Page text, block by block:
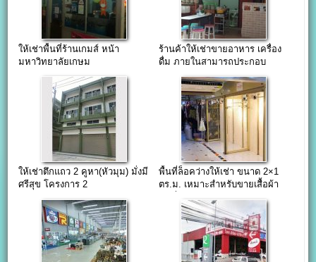
ให้เช่าพื้นที่ร้านเกมส์ หน้า
มหาวิทยาลัยเกษม
บัณฑิต(ซ.พัฒนาการ37
ร้านค้าให้เช่าขายอาหาร เครื่อง
ดื่ม ภายในสามารถประกอบ
อาหารได้
ให้เช่าตึกแถว 2 คูหา(หัวมุม) มั่งมี
ศรีสุข โครงการ 2
พื้นที่ล็อคว่างให้เช่า ขนาด 2×1
ตร.ม. เหมาะสำหรับขายเสื้อผ้า
แฟชั่นปลีก-ส่ง อาคารโชคอนันต์
แฟชั่น ประตูน้ำ